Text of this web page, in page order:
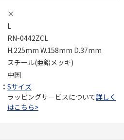
×
L
RN-0442ZCL
H.225mm W.158mm D.37mm
スチール(亜鉛メッキ)
中国
Sサイズ
ラッピングサービスについて詳しく
はこちら>